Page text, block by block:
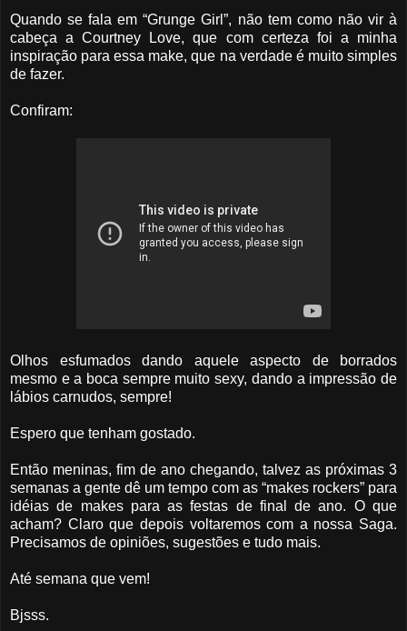
Quando se fala em “Grunge Girl”, não tem como não vir à
cabeça a Courtney Love, que com certeza foi a minha
inspiração para essa make, que na verdade é muito simples
de fazer.
Confiram:
Olhos esfumados dando aquele aspecto de borrados
mesmo e a boca sempre muito sexy, dando a impressão de
lábios carnudos, sempre!
Espero que tenham gostado.
Então meninas, fim de ano chegando, talvez as próximas 3
semanas a gente dê um tempo com as “makes rockers” para
idéias de makes para as festas de final de ano. O que
acham? Claro que depois voltaremos com a nossa Saga.
Precisamos de opiniões, sugestões e tudo mais.
Até semana que vem!
Bjsss.